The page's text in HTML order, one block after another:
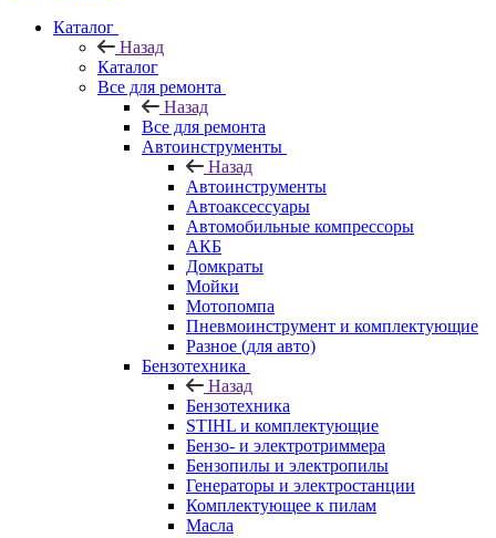
Каталог
Назад
Каталог
Все для ремонта
Назад
Все для ремонта
Автоинструменты
Назад
Автоинструменты
Автоаксессуары
Автомобильные компрессоры
АКБ
Домкраты
Мойки
Мотопомпа
Пневмоинструмент и комплектующие
Разное (для авто)
Бензотехника
Назад
Бензотехника
STIHL и комплектующие
Бензо- и электротриммера
Бензопилы и электропилы
Генераторы и электростанции
Комплектующее к пилам
Масла